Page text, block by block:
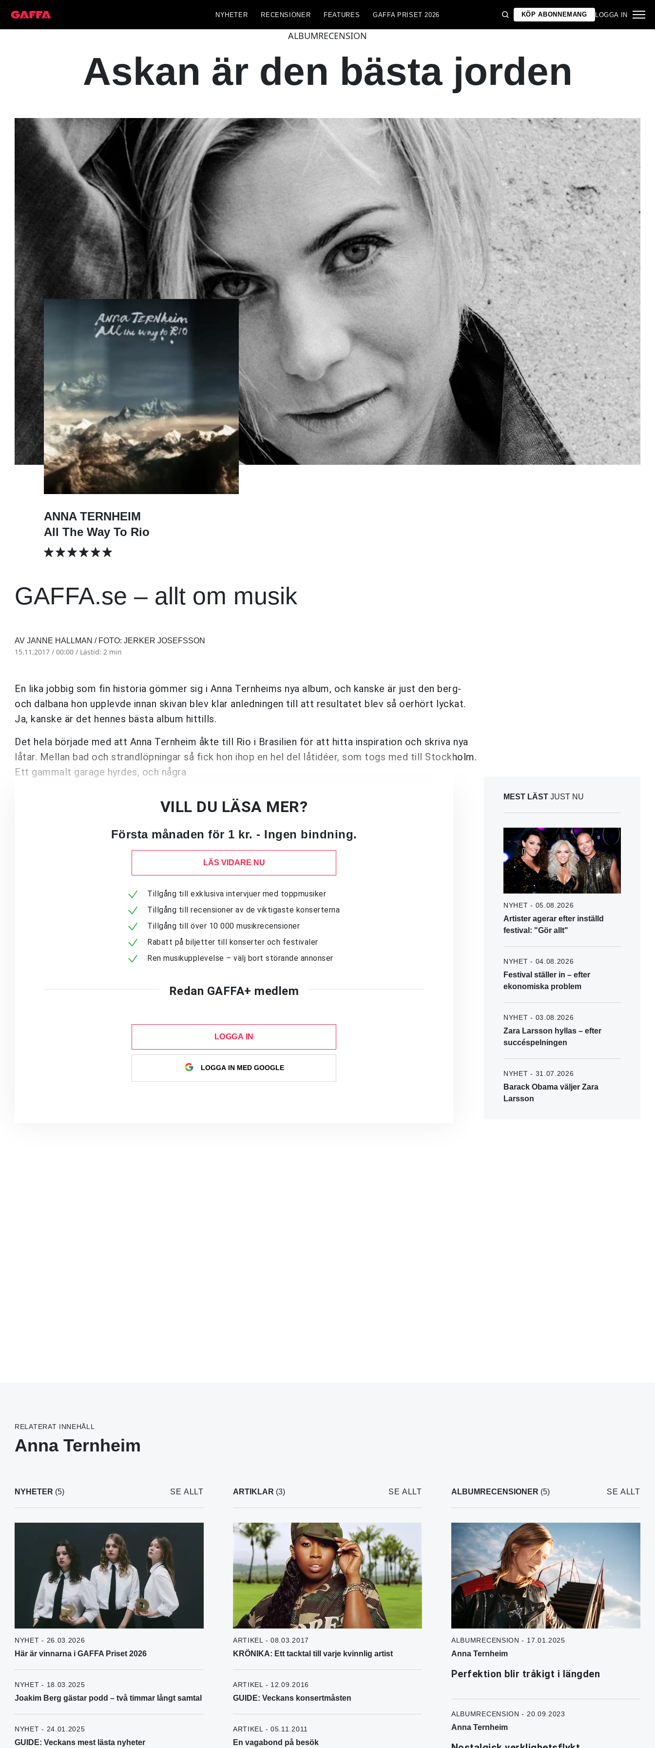
NYHETER RECENSIONER FEATURES GAFFA PRISET 2026 KÖP ABONNEMANG LOGGA IN
ALBUMRECENSION
Askan är den bästa jorden
ANNA TERNHEIM
All The Way To Rio
GAFFA.se – allt om musik
AV JANNE HALLMAN / FOTO: JERKER JOSEFSSON
15.11.2017 / 00:00 / Lästid: 2 min
En lika jobbig som fin historia gömmer sig i Anna Ternheims nya album, och kanske är just den berg-
och dalbana hon upplevde innan skivan blev klar anledningen till att resultatet blev så oerhört lyckat.
Ja, kanske är det hennes bästa album hittills.
Det hela började med att Anna Ternheim åkte till Rio i Brasilien för att hitta inspiration och skriva nya
låtar. Mellan bad och strandlöpningar så fick hon ihop en hel del låtidéer, som togs med till Stockholm.
Ett gammalt garage hyrdes, och några
VILL DU LÄSA MER?
Första månaden för 1 kr. - Ingen bindning.
LÄS VIDARE NU
Tillgång till exklusiva intervjuer med toppmusiker
Tillgång till recensioner av de viktigaste konserterna
Tillgång till över 10 000 musikrecensioner
Rabatt på biljetter till konserter och festivaler
Ren musikupplevelse – välj bort störande annonser
Redan GAFFA+ medlem
LOGGA IN
LOGGA IN MED GOOGLE
MEST LÄST JUST NU
NYHET - 05.08.2026
Artister agerar efter inställd
festival: "Gör allt"
NYHET - 04.08.2026
Festival ställer in – efter
ekonomiska problem
NYHET - 03.08.2026
Zara Larsson hyllas – efter
succéspelningen
NYHET - 31.07.2026
Barack Obama väljer Zara
Larsson
RELATERAT INNEHÅLL
Anna Ternheim
NYHETER (5) SE ALLT
NYHET - 26.03.2026
Här är vinnarna i GAFFA Priset 2026
NYHET - 18.03.2025
Joakim Berg gästar podd – två timmar långt samtal
NYHET - 24.01.2025
GUIDE: Veckans mest lästa nyheter
ARTIKLAR (3) SE ALLT
ARTIKEL - 08.03.2017
KRÖNIKA: Ett tacktal till varje kvinnlig artist
ARTIKEL - 12.09.2016
GUIDE: Veckans konsertmåsten
ARTIKEL - 05.11.2011
En vagabond på besök
ALBUMRECENSIONER (5) SE ALLT
ALBUMRECENSION - 17.01.2025
Anna Ternheim
Perfektion blir tråkigt i längden
ALBUMRECENSION - 20.09.2023
Anna Ternheim